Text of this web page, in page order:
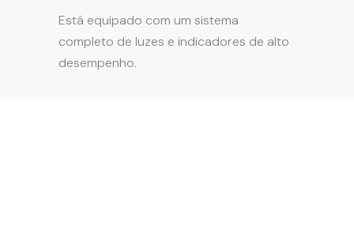
Está equipado com um sistema
completo de luzes e indicadores de alto
desempenho.